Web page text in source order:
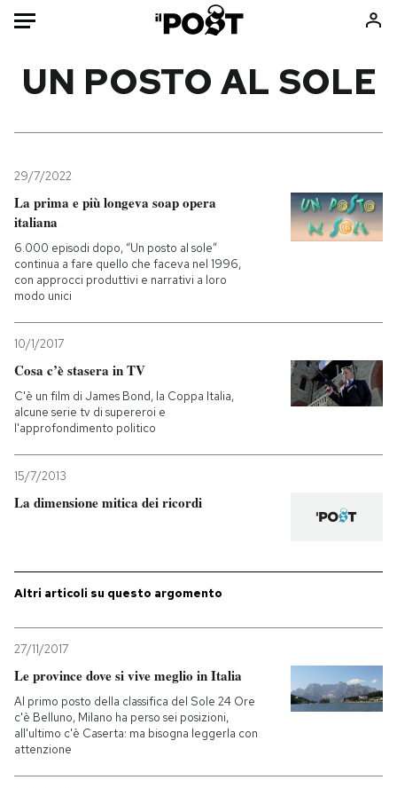
Mondo
Politica
Tecnologia
Internet
Scienza
Cultura
Economia
Consumismi
Media
Altrecose
PODCAST
AREA PERSONALE
UN POSTO AL SOLE
29/7/2022
La prima e più longeva soap opera
italiana
6.000 episodi dopo, “Un posto al sole”
continua a fare quello che faceva nel 1996,
con approcci produttivi e narrativi a loro
modo unici
10/1/2017
Cosa c’è stasera in TV
C'è un film di James Bond, la Coppa Italia,
alcune serie tv di supereroi e
l'approfondimento politico
15/7/2013
La dimensione mitica dei ricordi
Altri articoli su questo argomento
27/11/2017
Le province dove si vive meglio in Italia
Al primo posto della classifica del Sole 24 Ore
c'è Belluno, Milano ha perso sei posizioni,
all'ultimo c'è Caserta: ma bisogna leggerla con
attenzione